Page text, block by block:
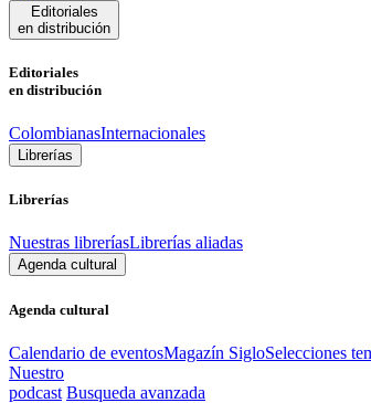
Editoriales
en distribución
Editoriales
en distribución
ColombianasInternacionales
Librerías
Librerías
Nuestras libreríasLibrerías aliadas
Agenda cultural
Agenda cultural
Calendario de eventosMagazín SigloSelecciones
Nuestro
podcast Busqueda avanzada